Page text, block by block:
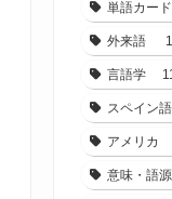
単語カード
外来語
言語学
スペイン語
アメリカ
意味・語源